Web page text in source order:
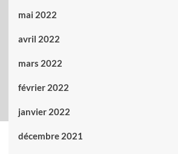
mai 2022
avril 2022
mars 2022
février 2022
janvier 2022
décembre 2021